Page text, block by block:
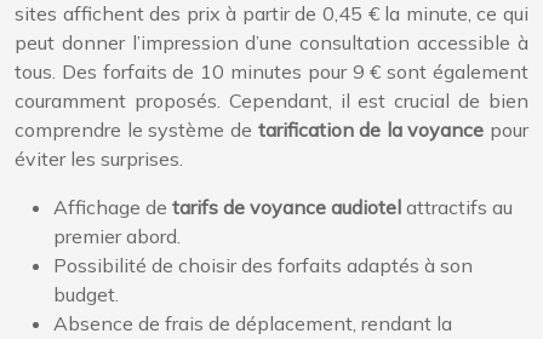
sites affichent des prix à partir de 0,45 € la minute, ce qui
peut donner l’impression d’une consultation accessible à
tous. Des forfaits de 10 minutes pour 9 € sont également
couramment proposés. Cependant, il est crucial de bien
comprendre le système de tarification de la voyance pour
éviter les surprises.
Affichage de tarifs de voyance audiotel attractifs au
premier abord.
Possibilité de choisir des forfaits adaptés à son
budget.
Absence de frais de déplacement, rendant la